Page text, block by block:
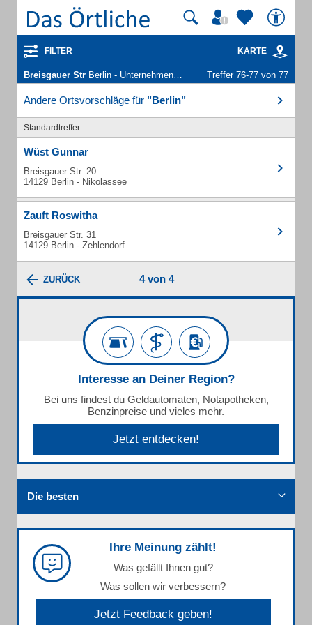
FILTER KARTE
Breisgauer Str Berlin - Unternehmen und Personen Treffer 76-77 von 77
Andere Ortsvorschläge für "Berlin"
Standardtreffer
Wüst Gunnar
Breisgauer Str. 20
14129 Berlin - Nikolassee
Zauft Roswitha
Breisgauer Str. 31
14129 Berlin - Zehlendorf
ZURÜCK 4 von 4
Interesse an Deiner Region?
Bei uns findest du Geldautomaten, Notapotheken,
Benzinpreise und vieles mehr.
Jetzt entdecken!
Die besten
Ihre Meinung zählt!
Was gefällt Ihnen gut?
Was sollen wir verbessern?
Jetzt Feedback geben!